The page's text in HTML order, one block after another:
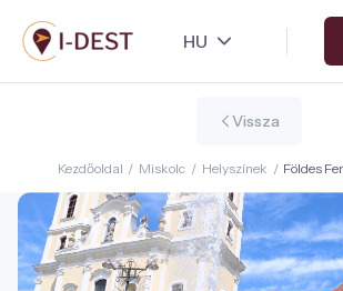
Ugrás
a
tartalomra
Vissza
Kezdőoldal / Miskolc / Helyszínek / Földes